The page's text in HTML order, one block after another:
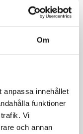
Om
anpassa innehållet
funktioner
Vi
och annan
dialogen mellan
träffas 6 –
längre avstånd
telefon. Fem